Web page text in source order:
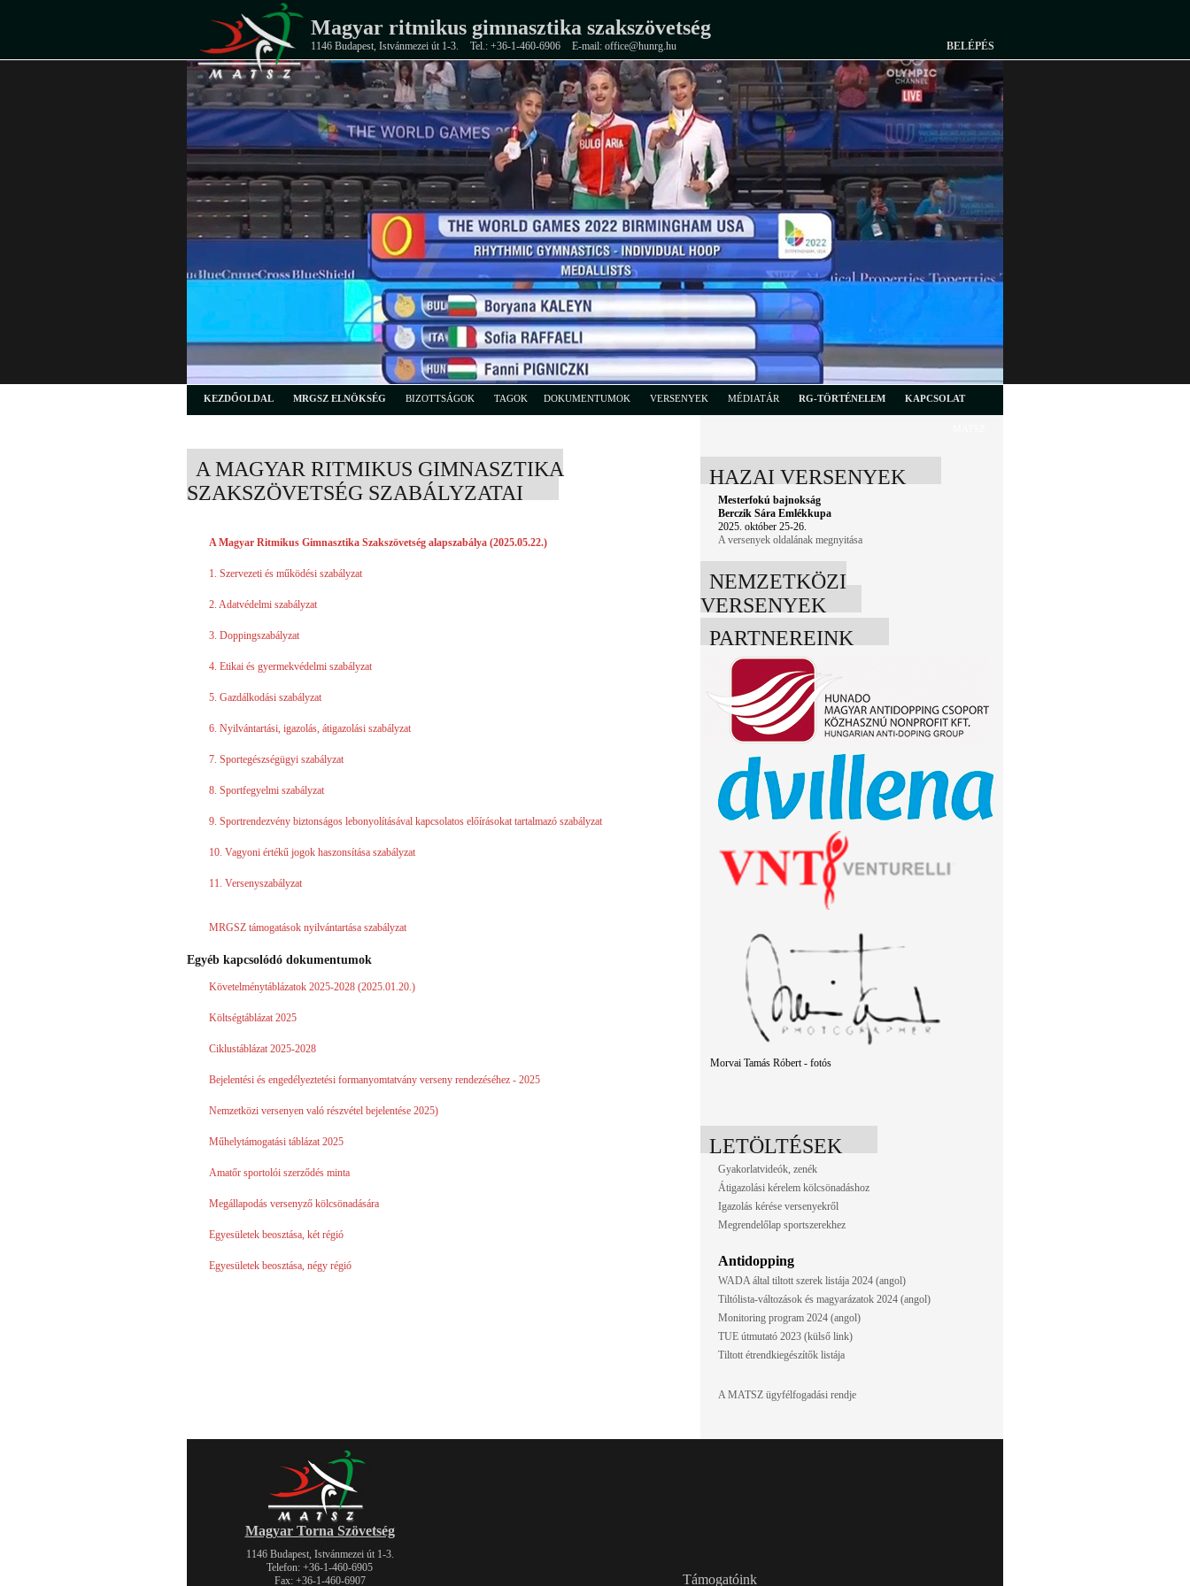
Magyar ritmikus gimnasztika szakszövetség
1146 Budapest, Istvánmezei út 1-3. Tel.: +36-1-460-6906 E-mail: office@hunrg.hu BELÉPÉS
KEZDŐOLDAL MRGSZ ELNÖKSÉG BIZOTTSÁGOK TAGOK DOKUMENTUMOK VERSENYEK MÉDIATÁR RG-TÖRTÉNELEM KAPCSOLAT
A MAGYAR RITMIKUS GIMNASZTIKA
SZAKSZÖVETSÉG SZABÁLYZATAI
A Magyar Ritmikus Gimnasztika Szakszövetség alapszabálya (2025.05.22.)
1. Szervezeti és működési szabályzat
2. Adatvédelmi szabályzat
3. Doppingszabályzat
4. Etikai és gyermekvédelmi szabályzat
5. Gazdálkodási szabályzat
6. Nyilvántartási, igazolás, átigazolási szabályzat
7. Sportegészségügyi szabályzat
8. Sportfegyelmi szabályzat
9. Sportrendezvény biztonságos lebonyolításával kapcsolatos előírásokat tartalmazó szabályzat
10. Vagyoni értékű jogok haszonsítása szabályzat
11. Versenyszabályzat
MRGSZ támogatások nyilvántartása szabályzat
Egyéb kapcsolódó dokumentumok
Követelménytáblázatok 2025-2028 (2025.01.20.)
Költségtáblázat 2025
Ciklustáblázat 2025-2028
Bejelentési és engedélyeztetési formanyomtatvány verseny rendezéséhez - 2025
Nemzetközi versenyen való részvétel bejelentése 2025)
Műhelytámogatási táblázat 2025
Amatőr sportolói szerződés minta
Megállapodás versenyző kölcsönadására
Egyesületek beosztása, két régió
Egyesületek beosztása, négy régió
HAZAI VERSENYEK
Mesterfokú bajnokság
Berczik Sára Emlékkupa
2025. október 25-26.
A versenyek oldalának megnyitása
NEMZETKÖZI
VERSENYEK
PARTNEREINK
Morvai Tamás Róbert - fotós
LETÖLTÉSEK
Gyakorlatvideók, zenék
Átigazolási kérelem kölcsönadáshoz
Igazolás kérése versenyekről
Megrendelőlap sportszerekhez
Antidopping
WADA által tiltott szerek listája 2024 (angol)
Tiltólista-változások és magyarázatok 2024 (angol)
Monitoring program 2024 (angol)
TUE útmutató 2023 (külső link)
Tiltott étrendkiegészítők listája
A MATSZ ügyfélfogadási rendje
Magyar Torna Szövetség
1146 Budapest, Istvánmezei út 1-3.
Telefon: +36-1-460-6905
Fax: +36-1-460-6907
Támogatóink